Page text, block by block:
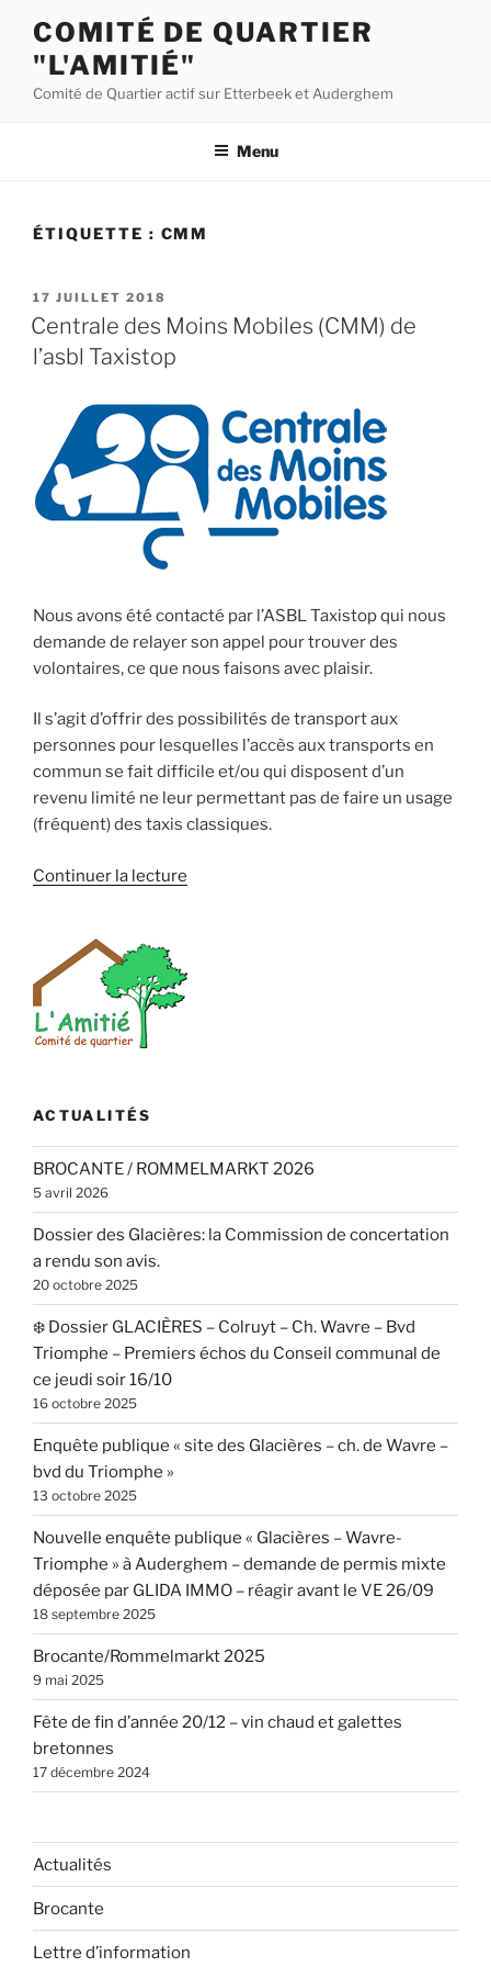
contenu
principal
COMITÉ DE QUARTIER
"L'AMITIÉ"
Comité de Quartier actif sur Etterbeek et Auderghem
Menu
ÉTIQUETTE : CMM
PUBLIÉ
LE
17 JUILLET 2018
Centrale des Moins Mobiles (CMM) de
l’asbl Taxistop
Nous avons été contacté par l’ASBL Taxistop qui nous
demande de relayer son appel pour trouver des
volontaires, ce que nous faisons avec plaisir.
Il s’agit d’offrir des possibilités de transport aux
personnes pour lesquelles l’accès aux transports en
commun se fait difficile et/ou qui disposent d’un
revenu limité ne leur permettant pas de faire un usage
(fréquent) des taxis classiques.
Continuer la lecture
Mobiles
ACTUALITÉS
BROCANTE / ROMMELMARKT 2026
5 avril 2026
Dossier des Glacières: la Commission de concertation
a rendu son avis.
20 octobre 2025
❄️ Dossier GLACIÈRES – Colruyt – Ch. Wavre – Bvd
Triomphe – Premiers échos du Conseil communal de
ce jeudi soir 16/10
16 octobre 2025
Enquête publique « site des Glacières – ch. de Wavre –
bvd du Triomphe »
13 octobre 2025
Nouvelle enquête publique « Glacières – Wavre-
Triomphe » à Auderghem – demande de permis mixte
déposée par GLIDA IMMO – réagir avant le VE 26/09
18 septembre 2025
Brocante/Rommelmarkt 2025
9 mai 2025
Fête de fin d’année 20/12 – vin chaud et galettes
bretonnes
17 décembre 2024
Actualités
Brocante
Lettre d’information